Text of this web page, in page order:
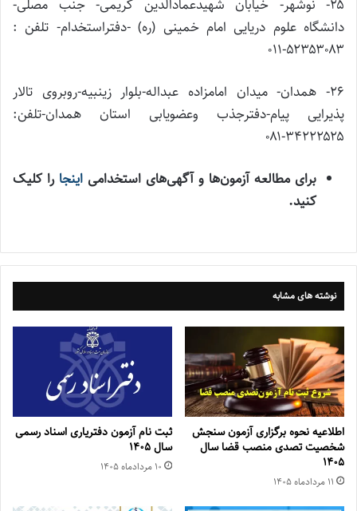
۲۵- نوشهر- خیابان شهیدعمادالدین کریمی- جنب مصلی-
دانشگاه علوم دریایی امام خمینی (ره) -دفتراستخدام- تلفن :
۵۲۳۵۳۰۸۳-۰۱۱
۲۶- همدان- میدان امامزاده عبداله-بلوار زینبیه-روبروی تالار
پذیرایی پیام-دفترجذب وعضویابی استان همدان-تلفن:
۳۴۲۲۲۵۲۵-۰۸۱
برای مطالعه آزمون‌ها و آگهی‌های استخدامی اینجا را کلیک
کنید.
نوشته های مشابه
اطلاعیه نحوه برگزاری آزمون سنجش
شخصیت تصدی منصب قضا سال
۱۴۰۵
۱۱ مرداد‌ماه ۱۴۰۵
ثبت نام آزمون دفتریاری اسناد رسمی
سال ۱۴۰۵
۱۰ مرداد‌ماه ۱۴۰۵